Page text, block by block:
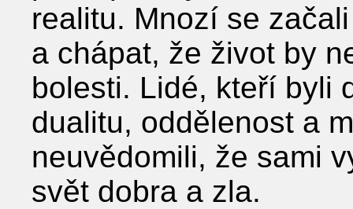
realitu. Mnozí se
a chápat, že život by
bolesti. Lidé, kteří byli
dualitu, oddělenost a
neuvědomili, že sami
svět dobra a zla.